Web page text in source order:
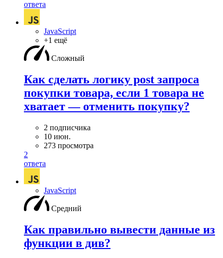
ответа
JavaScript
+1 ещё
Сложный
Как сделать логику post запроса
покупки товара, если 1 товара не
хватает — отменить покупку?
2 подписчика
10 июн.
273 просмотра
2
ответа
JavaScript
Средний
Как правильно вывести данные из
функции в див?